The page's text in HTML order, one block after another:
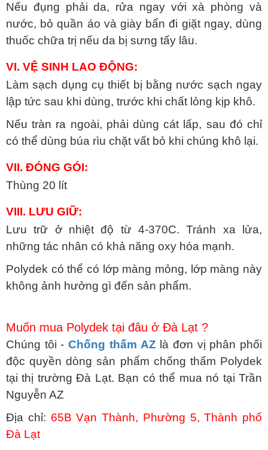
Nếu đụng phải da, rửa ngay với xà phòng và
nước, bỏ quần áo và giày bẩn đi giặt ngay, dùng
thuốc chữa trị nếu da bị sưng tấy lâu.
VI. VỆ SINH LAO ĐỘNG:
Làm sạch dụng cụ thiết bị bằng nước sạch ngay
lập tức sau khi dùng, trước khi chất lỏng kịp khô.
Nếu tràn ra ngoài, phải dùng cát lấp, sau đó chỉ
có thể dùng búa rìu chặt vất bỏ khi chúng khô lại.
VII. ĐÓNG GÓI:
Thùng 20 lít
VIII. LƯU GIỮ:
Lưu trữ ở nhiệt độ từ 4-370C. Tránh xa lửa,
những tác nhân có khả năng oxy hóa mạnh.
Polydek có thể có lớp màng mỏng, lớp màng này
không ảnh hưởng gì đến sản phẩm.
Muốn mua Polydek tại đâu ở Đà Lạt ?
Chúng tôi -Chống thấm AZ là đơn vị phân phối
độc quyền dòng sản phẩm chống thấm Polydek
tại thị trường Đà Lạt. Bạn có thể mua nó tại Trần
Nguyễn AZ
Địa chỉ: 65B Vạn Thành, Phường 5, Thành phố
Đà Lạt